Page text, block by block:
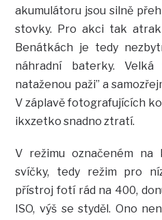
akumulátoru jsou silně
stovky. Pro akci tak
Benátkách je tedy
náhradní baterky.
nataženou paži” a
V záplavě fotografujících
ikxzetko snadno ztratí.
V režimu označeném na
svíčky, tedy režim pro
přístroj fotí rád na 400,
ISO, výš se styděl. Ono